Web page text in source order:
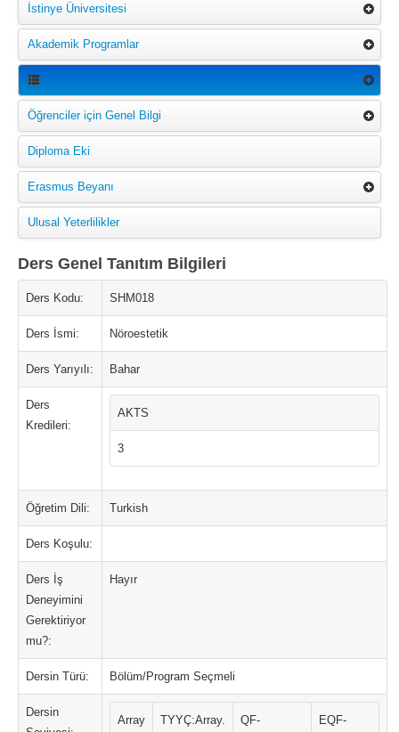
İstinye Üniversitesi
Akademik Programlar
Öğrenciler için Genel Bilgi
Diploma Eki
Erasmus Beyanı
Ulusal Yeterlilikler
Ders Genel Tanıtım Bilgileri
Ders Kodu: SHM018
Ders İsmi: Nöroestetik
Ders Yarıyılı: Bahar
Ders
Kredileri:
AKTS
3
Öğretim Dili: Turkish
Ders Koşulu:
Ders İş
Deneyimini
Gerektiriyor
mu?:
Hayır
Dersin Türü: Bölüm/Program Seçmeli
Dersin
Array
TYYÇ:Array.
QF-
EQF-